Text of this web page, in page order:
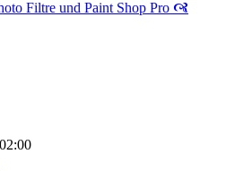
Filtre und Paint Shop Pro 🙧